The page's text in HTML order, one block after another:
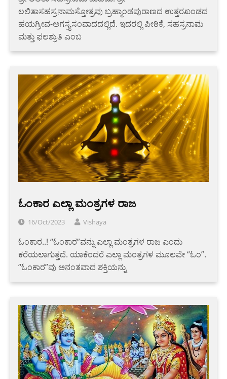
ಲಲಿತಾಸಹಸ್ರನಾಮಸ್ತೋತ್ರವು ಬ್ರಹ್ಮಾಂಡಪುರಾಣದ ಉತ್ತರಖಂಡದ
ಹಯಗ್ರೀವ-ಅಗಸ್ತ್ಯಸಂವಾದದಲ್ಲಿದೆ. ಇದರಲ್ಲಿ ಪೀಠಿಕೆ, ಸಹಸ್ರನಾಮ
ಮತ್ತು ಫಲಶ್ರುತಿ ಎಂಬ
ಓಂಕಾರ ಎಲ್ಲಾ ಮಂತ್ರಗಳ ರಾಜ
16/Oct/2023 Vishaya
ಓಂಕಾರ..! “ಓಂಕಾರ”ವನ್ನು ಎಲ್ಲಾ ಮಂತ್ರಗಳ ರಾಜ ಎಂದು
ಕರೆಯಲಾಗುತ್ತದೆ. ಯಾಕೆಂದರೆ ಎಲ್ಲಾ ಮಂತ್ರಗಳ ಮೂಲವೇ “ಓಂ”.
“ಓಂಕಾರ”ವು ಅನಂತವಾದ ಶಕ್ತಿಯನ್ನು